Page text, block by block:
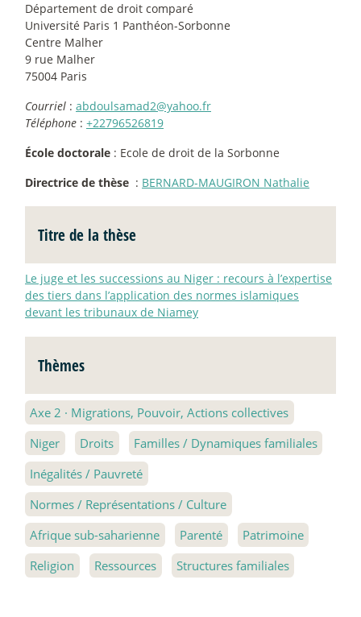
Département de droit comparé
Université Paris 1 Panthéon-Sorbonne
Centre Malher
9 rue Malher
75004 Paris
Courriel : abdoulsamad2@yahoo.fr
Téléphone : +22796526819
École doctorale : Ecole de droit de la Sorbonne
Directrice de thèse : BERNARD-MAUGIRON Nathalie
Titre de la thèse
Le juge et les successions au Niger : recours à l’expertise
des tiers dans l’application des normes islamiques
devant les tribunaux de Niamey
Thèmes
Axe 2 · Migrations, Pouvoir, Actions collectives
Niger
Droits
Familles / Dynamiques familiales
Inégalités / Pauvreté
Normes / Représentations / Culture
Afrique sub-saharienne
Parenté
Patrimoine
Religion
Ressources Structures familiales